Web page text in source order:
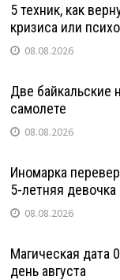
5 техник, как
кризиса или
08.08.2026
Две байкальские
самолете
08.08.2026
Иномарка
5-летняя девочка
08.08.2026
Магическая дата
день августа